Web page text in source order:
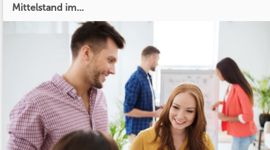
Mittelstand im...